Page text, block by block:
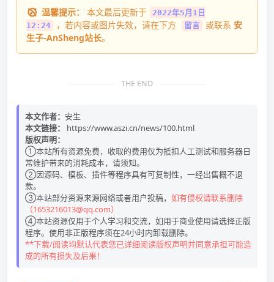
温馨提示： 本文最后更新于 2022年5月1日
12:24
，若内容或图片失效，请在下方 留言 或联系 安
生子-AnSheng站长。
THE END
本文作者： 安生
本文链接：
https://www.aszi.cn/news/100.html
版权声明：
①本站所有资源免费，收取的费用仅为抵扣人工测试和服务器日
常维护带来的消耗成本，请须知。
②因源码、模板、插件等程序具有可复制性，一经出售概不退
款。
③本站部分资源来源网络或者用户投稿， 如有侵权请联系删除
（1653216013@qq.com）
④本站资源仅用于个人学习和交流，如用于商业使用请选择正版
程序。使用非正版程序须在24小时内卸载删除。
**下载/阅读均默认代表您已详细阅读版权声明并同意承担可能造
成的所有损失及后果！